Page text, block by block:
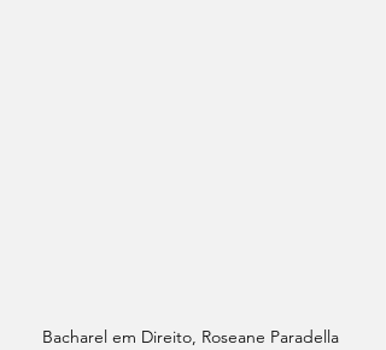
Bacharel em Direito, Roseane Paradella